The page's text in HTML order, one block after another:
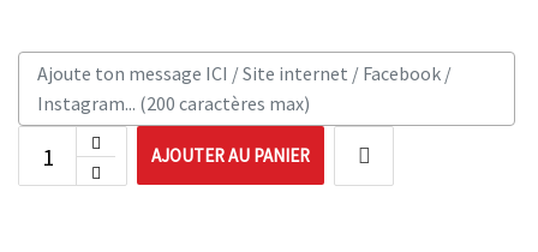
AJOUTER AU PANIER